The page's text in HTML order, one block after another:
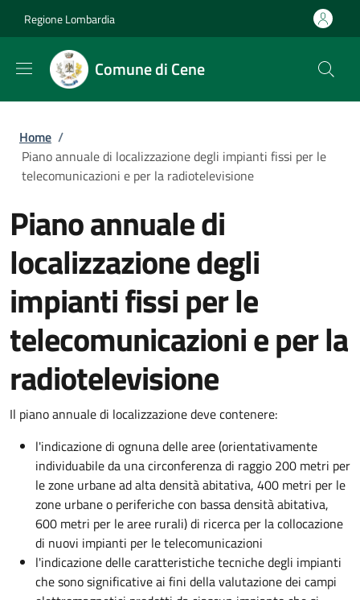
Regione Lombardia
Comune di Cene
Briciole di pane
Home /
Piano annuale di localizzazione degli impianti fissi per le
telecomunicazioni e per la radiotelevisione
Piano annuale di
localizzazione degli
impianti fissi per le
telecomunicazioni e per la
radiotelevisione
Il piano annuale di localizzazione deve contenere:
l'indicazione di ognuna delle aree (orientativamente
individuabile da una circonferenza di raggio 200 metri per
le zone urbane ad alta densità abitativa, 400 metri per le
zone urbane o periferiche con bassa densità abitativa,
600 metri per le aree rurali) di ricerca per la collocazione
di nuovi impianti per le telecomunicazioni
l'indicazione delle caratteristiche tecniche degli impianti
che sono significative ai fini della valutazione dei campi